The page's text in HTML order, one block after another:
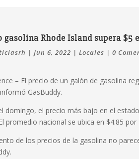
gasolina Rhode Island supera $5
|Jun 6, 2022 |Locales |0
– El precio de un galón de gasolina
GasBuddy.
domingo, el precio más bajo en el
promedio nacional se ubica en $4.85 por
de los precios de la gasolina no